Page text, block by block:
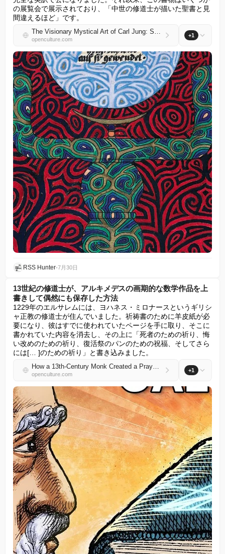
の展覧会で展示されており、「中世の修道士が描いた聖書と見
間違えるほど」です。
The Visionary Mystical Art of Carl Jung: See Illustrated Pages from The Red Book
openculture.com
+1
RSS Hunter•7月30日
13世紀の修道士が、アルキメデスの画期的な数学作品を上
書きして偶然にも保存した方法
1229年のエルサレムには、ヨハネス・ミロナースというギリシ
ャ正教の修道士が住んでいました。祈祷書のために羊皮紙が必
要になり、彼はすでに使われていたページを手に取り、そこに
書かれていた内容を消去し、その上に「死者のための祈り、悔
い改めのための祈り、復活祭のパンのための祝福、そしてさら
には[… ]のための祈り」と書き込みました。
How a 13th-Century Monk Created a Prayer Manuscript by Writing Over—and Accidentally Preserving—Archimedes’ Groundbreaking Mathematical Works
openculture.com
+1